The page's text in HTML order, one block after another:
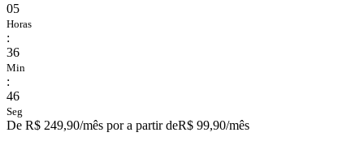
05
Horas
:
36
Min
:
46
Seg
De R$ 249,90/mês por a partir deR$ 99,90/mês